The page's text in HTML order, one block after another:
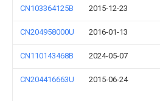
CN103364125B 2015-12-23
CN204958000U 2016-01-13
CN110143468B 2024-05-07
CN204416663U 2015-06-24